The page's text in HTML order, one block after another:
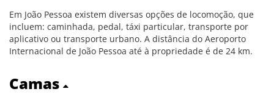
Em João Pessoa existem diversas opções de locomoção, que
incluem: caminhada, pedal, táxi particular, transporte por
aplicativo ou transporte urbano. A distância do Aeroporto
Internacional de João Pessoa até à propriedade é de 24 km.
Camas